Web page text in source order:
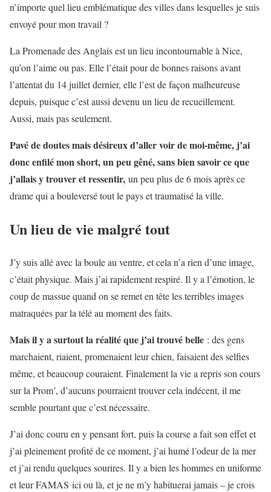
n’importe quel lieu emblématique des villes dans lesquelles je suis
envoyé pour mon travail ?
La Promenade des Anglais est un lieu incontournable à Nice,
qu’on l’aime ou pas. Elle l’était pour de bonnes raisons avant
l’attentat du 14 juillet dernier, elle l’est de façon malheureuse
depuis, puisque c’est aussi devenu un lieu de recueillement.
Aussi, mais pas seulement.
Pavé de doutes mais désireux d’aller voir de moi-même, j’ai
donc enfilé mon short, un peu gêné, sans bien savoir ce que
j’allais y trouver et ressentir, un peu plus de 6 mois après ce
drame qui a bouleversé tout le pays et traumatisé la ville.
Un lieu de vie malgré tout
J’y suis allé avec la boule au ventre, et cela n’a rien d’une image,
c’était physique. Mais j’ai rapidement respiré. Il y a l’émotion, le
coup de massue quand on se remet en tête les terribles images
matraquées par la télé au moment des faits.
Mais il y a surtout la réalité que j’ai trouvé belle : des gens
marchaient, riaient, promenaient leur chien, faisaient des selfies
même, et beaucoup couraient. Finalement la vie a repris son cours
sur la Prom’, d’aucuns pourraient trouver cela indécent, il me
semble pourtant que c’est nécessaire.
J’ai donc couru en y pensant fort, puis la course a fait son effet et
j’ai pleinement profité de ce moment, j’ai humé l’odeur de la mer
et j’ai rendu quelques sourires. Il y a bien les hommes en uniforme
et leur FAMAS ici ou là, et je ne m’y habituerai jamais – je crois